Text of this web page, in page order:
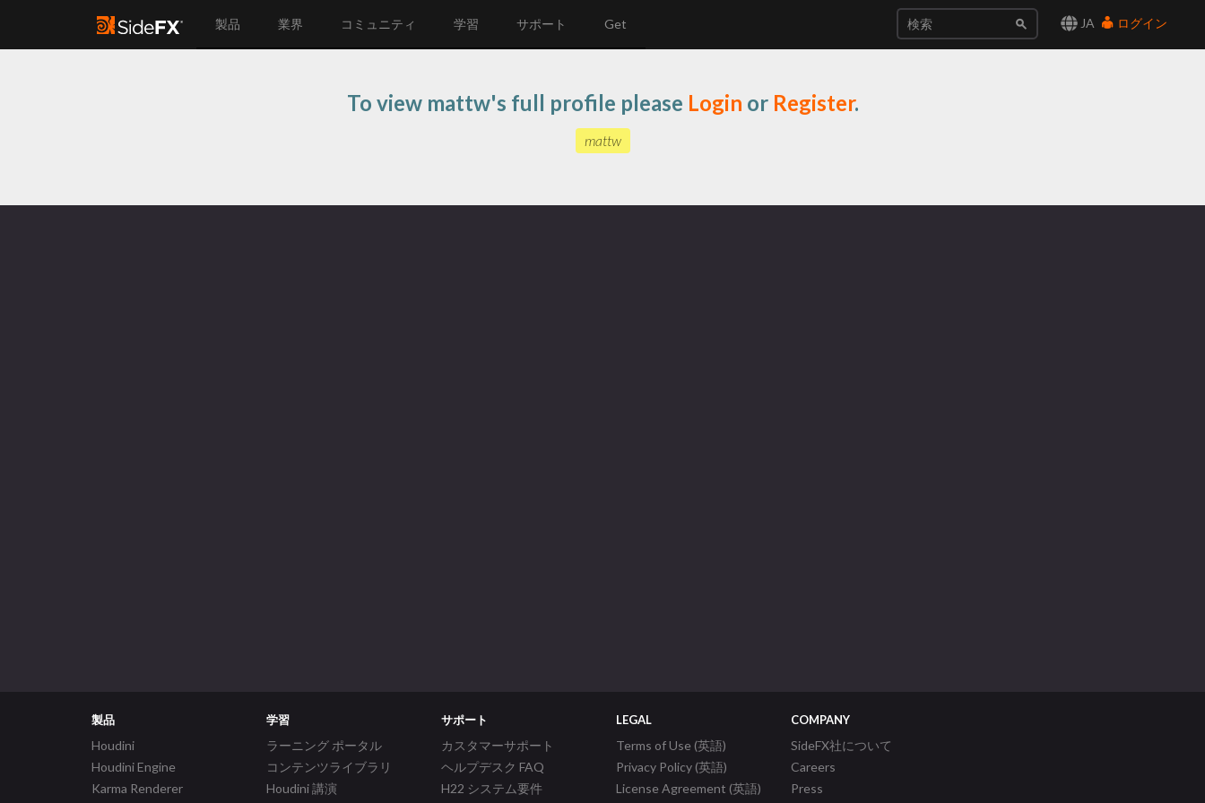
JA ログイン
製品 業界 コミュニティ 学習 サポート Get
To view mattw's full profile please Login or Register.
mattw
製品
Houdini
Houdini Engine
Karma Renderer
学習
ラーニング ポータル
コンテンツライブラリ
Houdini 講演
サポート
カスタマーサポート
ヘルプデスク FAQ
H22 システム要件
LEGAL
Terms of Use (英語)
Privacy Policy (英語)
License Agreement (英語)
COMPANY
SideFX社について
Careers
Press